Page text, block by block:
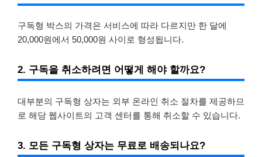
구독형 박스의 가격은 서비스에 따라 다르지만 한 달에
20,000원에서 50,000원 ​​사이로 형성됩니다.
2. 구독을 취소하려면 어떻게 해야 할까요?
대부분의 구독형 상자는 외부 온라인 취소 절차를 제공하므
로 해당 웹사이트의 고객 센터를 통해 취소할 수 있습니다.
3. 모든 구독형 상자는 무료로 배송되나요?